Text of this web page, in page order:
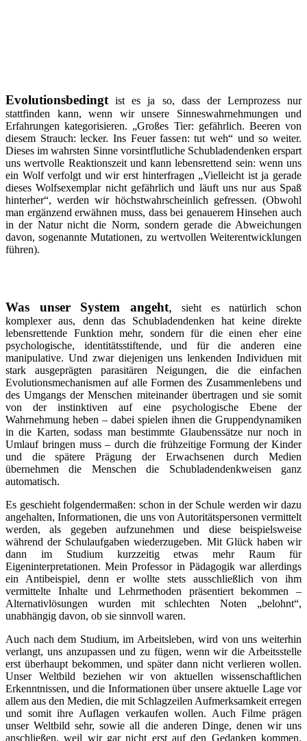
Evolutionsbedingt ist es ja so, dass der Lernprozess nur
stattfinden kann, wenn wir unsere Sinneswahrnehmungen und
Erfahrungen kategorisieren. „Großes Tier: gefährlich. Beeren von
diesem Strauch: lecker. Ins Feuer fassen: tut weh“ und so weiter.
Dieses im wahrsten Sinne vorsintflutliche Schubladendenken erspart
uns wertvolle Reaktionszeit und kann lebensrettend sein: wenn uns
ein Wolf verfolgt und wir erst hinterfragen „Vielleicht ist ja gerade
dieses Wolfsexemplar nicht gefährlich und läuft uns nur aus Spaß
hinterher“, werden wir höchstwahrscheinlich gefressen. (Obwohl
man ergänzend erwähnen muss, dass bei genauerem Hinsehen auch
in der Natur nicht die Norm, sondern gerade die Abweichungen
davon, sogenannte Mutationen, zu wertvollen Weiterentwicklungen
führen).
Was unser System angeht, sieht es natürlich schon
komplexer aus, denn das Schubladendenken hat keine direkte
lebensrettende Funktion mehr, sondern für die einen eher eine
psychologische, identitätsstiftende, und für die anderen eine
manipulative. Und zwar diejenigen uns lenkenden Individuen mit
stark ausgeprägten parasitären Neigungen, die die einfachen
Evolutionsmechanismen auf alle Formen des Zusammenlebens und
des Umgangs der Menschen miteinander übertragen und sie somit
von der instinktiven auf eine psychologische Ebene der
Wahrnehmung heben – dabei spielen ihnen die Gruppendynamiken
in die Karten, sodass man bestimmte Glaubenssätze nur noch in
Umlauf bringen muss – durch die frühzeitige Formung der Kinder
und die spätere Prägung der Erwachsenen durch Medien
übernehmen die Menschen die Schubladendenkweisen ganz
automatisch.
Es geschieht folgendermaßen: schon in der Schule werden wir dazu
angehalten, Informationen, die uns von Autoritätspersonen vermittelt
werden, als gegeben aufzunehmen und diese beispielsweise
während der Schulaufgaben wiederzugeben. Mit Glück haben wir
dann im Studium kurzzeitig etwas mehr Raum für
Eigeninterpretationen. Mein Professor in Pädagogik war allerdings
ein Antibeispiel, denn er wollte stets ausschließlich von ihm
vermittelte Inhalte und Lehrmethoden präsentiert bekommen –
Alternativlösungen wurden mit schlechten Noten „belohnt“,
unabhängig davon, ob sie sinnvoll waren.
Auch nach dem Studium, im Arbeitsleben, wird von uns weiterhin
verlangt, uns anzupassen und zu fügen, wenn wir die Arbeitsstelle
erst überhaupt bekommen, und später dann nicht verlieren wollen.
Unser Weltbild beziehen wir von aktuellen wissenschaftlichen
Erkenntnissen, und die Informationen über unsere aktuelle Lage vor
allem aus den Medien, die mit Schlagzeilen Aufmerksamkeit erregen
und somit ihre Auflagen verkaufen wollen. Auch Filme prägen
unser Weltbild sehr, sowie all die anderen Dinge, denen wir uns
anschließen, weil wir gar nicht erst auf den Gedanken kommen,